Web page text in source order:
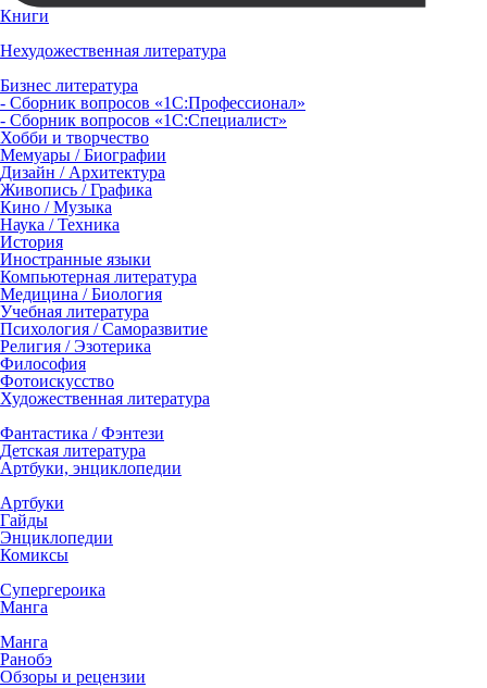
Книги
Нехудожественная литература
Бизнес литература
- Сборник вопросов «1С:Профессионал»
- Сборник вопросов «1С:Специалист»
Хобби и творчество
Мемуары / Биографии
Дизайн / Архитектура
Живопись / Графика
Кино / Музыка
Наука / Техника
История
Иностранные языки
Компьютерная литература
Медицина / Биология
Учебная литература
Психология / Саморазвитие
Религия / Эзотерика
Философия
Фотоискусство
Художественная литература
Фантастика / Фэнтези
Детская литература
Артбуки, энциклопедии
Артбуки
Гайды
Энциклопедии
Комиксы
Супергероика
Манга
Манга
Ранобэ
Обзоры и рецензии